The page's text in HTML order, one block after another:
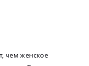
чем женское